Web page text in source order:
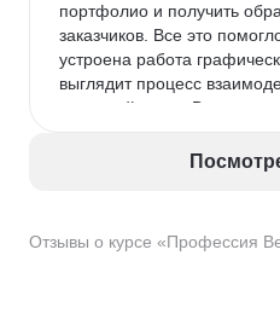
Отзывы о курсе «Профессия
портфолио и получить
заказчиков. Все это
устроена работа
выглядит процесс
реальной среде.В целом